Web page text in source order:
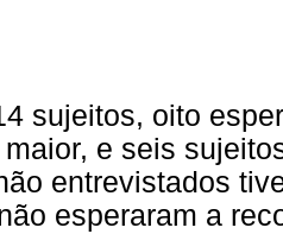
sujeitos, oito
e seis
entrevistados
esperaram a